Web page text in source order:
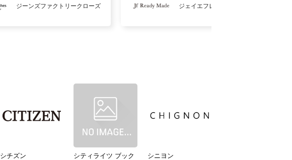
ジーンズファクトリークローズ ジェイエフレディメイド
シチズン
シティライツ ブック
シニヨン